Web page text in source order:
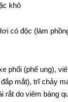
khô
có độc (làm
phổi (phế ung),
mắt), trĩ chảy
rắt do viêm bàng